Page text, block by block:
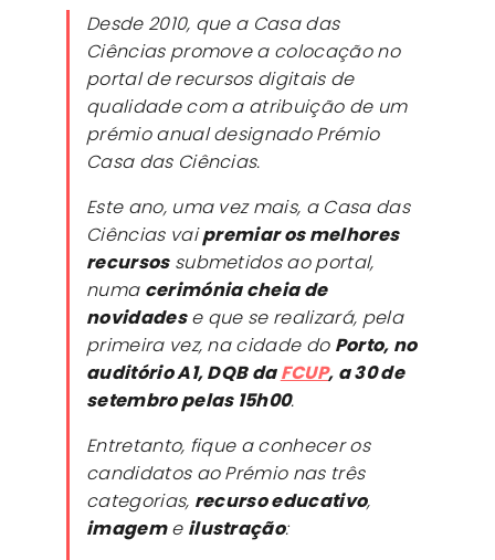
Desde 2010, que a Casa das
Ciências promove a colocação no
portal de recursos digitais de
qualidade com a atribuição de um
prémio anual designado Prémio
Casa das Ciências.
Este ano, uma vez mais, a Casa das
Ciências vaipremiar os melhores
recursossubmetidos ao portal,
numa cerimónia cheia de
novidadese que se realizará, pela
primeira vez, na cidade do Porto, no
auditório A1, DQB daFCUP, a 30 de
setembro pelas 15h00.
Entretanto, fique a conhecer os
candidatos ao Prémio nas três
categorias, recurso educativo,
imageme ilustração: